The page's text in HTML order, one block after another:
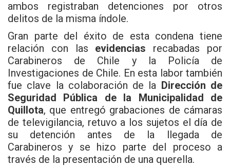
ambos registraban detenciones por otros
delitos de la misma índole.
Gran parte del éxito de esta condena tiene
relación con las evidencias recabadas por
Carabineros de Chile y la Policía de
Investigaciones de Chile. En esta labor también
fue clave la colaboración de la Dirección de
Seguridad Pública de la Municipalidad de
Quillota, que entregó grabaciones de cámaras
de televigilancia, retuvo a los sujetos el día de
su detención antes de la llegada de
Carabineros y se hizo parte del proceso a
través de la presentación de una querella.